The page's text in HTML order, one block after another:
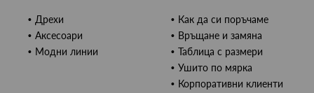
Дрехи
Аксесоари
Модни линии
Как да си поръчаме
Връщане и замяна
Таблица с размери
Ушито по мярка
Корпоративни клиенти